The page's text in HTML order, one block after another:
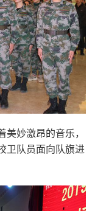
妙激昂的音乐，
卫队员面向队旗进